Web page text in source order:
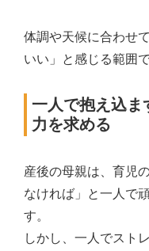
体調や天候に合わせ
いい」と感じる範囲
一人で抱え込ま
力を求める
産後の母親は、育児
なければ」と一人で
す。
しかし、一人でスト